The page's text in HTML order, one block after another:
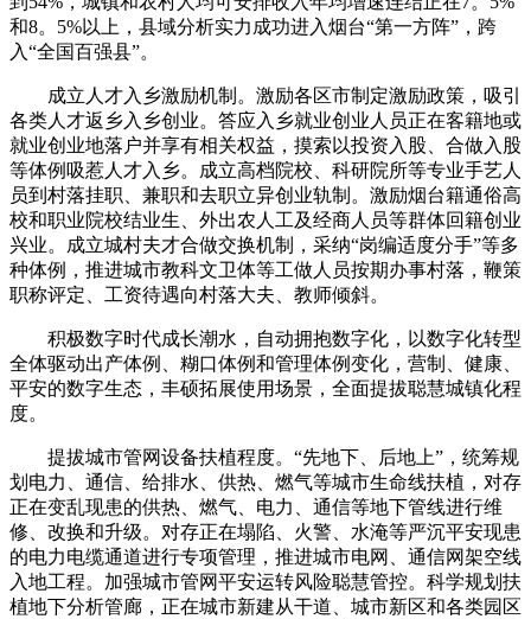
和8。5%以上，县域分析实力成功进入烟台“第一方阵”，跨
入“全国百强县”。
成立人才入乡激励机制。激励各区市制定激励政策，吸引
各类人才返乡入乡创业。答应入乡就业创业人员正在客籍地或
就业创业地落户并享有相关权益，摸索以投资入股、合做入股
等体例吸惹人才入乡。成立高档院校、科研院所等专业手艺人
员到村落挂职、兼职和去职立异创业轨制。激励烟台籍通俗高
校和职业院校结业生、外出农人工及经商人员等群体回籍创业
兴业。成立城村夫才合做交换机制，采纳“岗编适度分手”等多
种体例，推进城市教科文卫体等工做人员按期办事村落，鞭策
职称评定、工资待遇向村落大夫、教师倾斜。
积极数字时代成长潮水，自动拥抱数字化，以数字化转型
全体驱动出产体例、糊口体例和管理体例变化，营制、健康、
平安的数字生态，丰硕拓展使用场景，全面提拔聪慧城镇化程
度。
提拔城市管网设备扶植程度。“先地下、后地上”，统筹规
划电力、通信、给排水、供热、燃气等城市生命线扶植，对存
正在变乱现患的供热、燃气、电力、通信等地下管线进行维
修、改换和升级。对存正在塌陷、火警、水淹等严沉平安现患
的电力电缆通道进行专项管理，推进城市电网、通信网架空线
入地工程。加强城市管网平安运转风险聪慧管控。科学规划扶
植地下分析管廊，正在城市新建从干道、城市新区和各类园区